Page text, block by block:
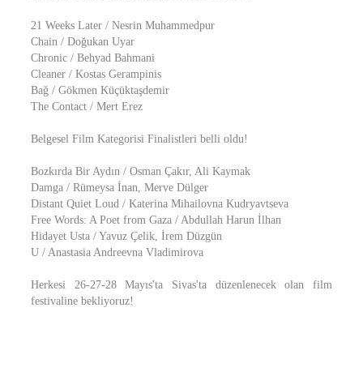
21 Weeks Later / Nesrin Muhammedpur
Chain / Doğukan Uyar
Chronic / Behyad Bahmani
Cleaner / Kostas Gerampinis
Bağ / Gökmen Küçüktaşdemir
The Contact / Mert Erez
Belgesel Film Kategorisi Finalistleri belli oldu!
Bozkırda Bir Aydın / Osman Çakır, Ali Kaymak
Damga / Rümeysa İnan, Merve Dülger
Distant Quiet Loud / Katerina Mihailovna Kudryavtseva
Free Words: A Poet from Gaza / Abdullah Harun İlhan
Hidayet Usta / Yavuz Çelik, İrem Düzgün
U / Anastasia Andreevna Vladimirova
Herkesi 26-27-28 Mayıs'ta Sivas'ta düzenlenecek olan film
festivaline bekliyoruz!